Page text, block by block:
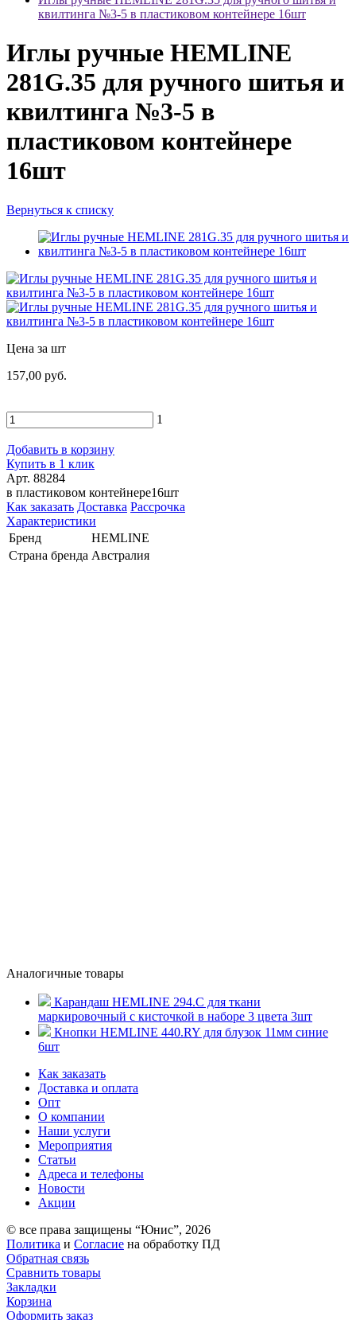
квилтинга №3-5 в пластиковом контейнере 16шт
Иглы ручные HEMLINE
281G.35 для ручного шитья и
квилтинга №3-5 в
пластиковом контейнере
16шт
Вернуться к списку
Цена за шт
157,00 руб.
1
Добавить в корзину
Купить в 1 клик
Арт. 88284
в пластиковом контейнере16шт
Как заказать Доставка Рассрочка
Характеристики
Бренд
HEMLINE
Страна бренда Австралия
Аналогичные товары
Карандаш HEMLINE 294.С для ткани
маркировочный с кисточкой в наборе 3 цвета 3шт
Кнопки HEMLINE 440.RY для блузок 11мм синие
6шт
Как заказать
Доставка и оплата
Опт
О компании
Наши услуги
Мероприятия
Статьи
Адреса и телефоны
Новости
Акции
© все права защищены “Юнис”, 2026
Политика и Согласие на обработку ПД
Обратная связь
Сравнить товары
Закладки
Корзина
Оформить заказ